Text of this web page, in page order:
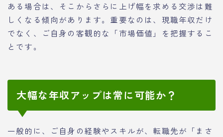
ある場合は、そこからさらに上げ幅を求める交渉は難
しくなる傾向があります。重要なのは、現職年収だけ
でなく、ご自身の客観的な「市場価値」を把握するこ
とです。
大幅な年収アップは常に可能か？
一般的に、ご自身の経験やスキルが、転職先が「まさ